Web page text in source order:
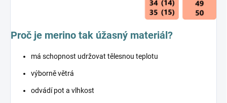
Proč je merino tak úžasný materiál?
má schopnost udržovat tělesnou teplotu
výborně větrá
odvádí pot a vlhkost